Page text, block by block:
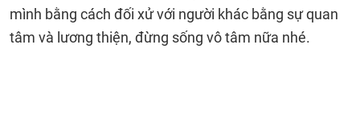
mình bằng cách đối xử với người khác bằng sự quan
tâm và lương thiện, đừng sống vô tâm nữa nhé.